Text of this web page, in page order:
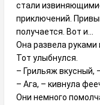
стали
приключений.
получается. Вот и…
Она развела руками
Тот улыбнулся.
– Грильяж вкусный,
– Ага, – кивнула
Они немного